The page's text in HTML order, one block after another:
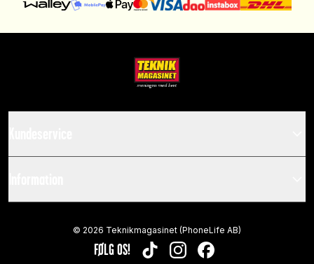
FØLG OS! TIKTOKINSTAGRAMFACEBOOK
© 2026 Teknikmagasinet (PhoneLife AB)